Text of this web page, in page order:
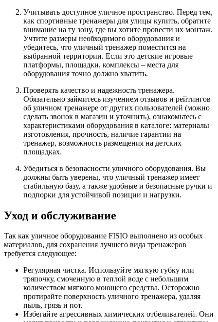
Учитывать доступное уличное пространство. Перед тем,
как спортивные тренажеры для улицы купить, обратите
внимание на ту зону, где вы хотите провести их монтаж.
Учтите размеры необходимого оборудования и
убедитесь, что уличный тренажер поместится на
выбранной территории. Если это детские игровые
платформы, площадки, комплексы – места для
оборудования точно должно хватить.
Проверять качество и надежность тренажера.
Обязательно займитесь изучением отзывов и рейтингов
об уличном тренажере от других пользователей (можно
сделать звонок в магазин и уточнить), ознакомьтесь с
характеристиками оборудования в каталоге: материалы
изготовления, прочность, наличие гарантии на
тренажер, возможность размещения на детских
площадках.
Убедиться в безопасности уличного оборудования. Вы
должны быть уверены, что уличный тренажер имеет
стабильную базу, а также удобные и безопасные ручки и
подпорки для устойчивой позиции и нагрузки.
Уход и обслуживание
Так как уличное оборудование FISIO выполнено из особых
материалов, для сохранения лучшего вида тренажеров
требуется следующее:
Регулярная чистка. Используйте мягкую губку или
тряпочку, смоченную в теплой воде с небольшим
количеством мягкого моющего средства. Осторожно
протирайте поверхность уличного тренажера, удаляя
пыль, грязь и пот.
Избегайте агрессивных химических отбеливателей. Они